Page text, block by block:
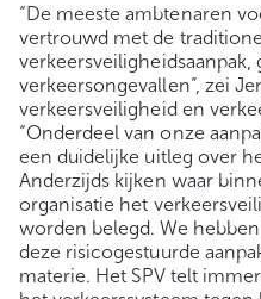
“De meeste ambtenaren
vertrouwd met de
verkeersveiligheidsaanpak,
verkeersongevallen”, zei
verkeersveiligheid en
“Onderdeel van onze
een duidelijke uitleg over
Anderzijds kijken waar
organisatie het
worden belegd. We
deze risicogestuurde
materie. Het SPV telt